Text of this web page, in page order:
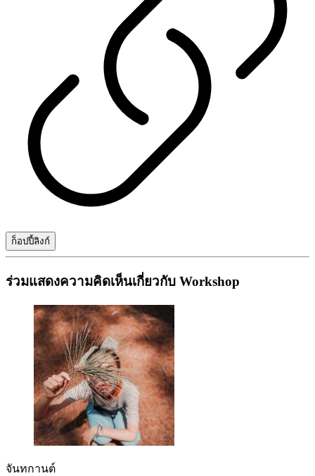
ก็อปปี้ลิงก์
ร่วมแสดงความคิดเห็นเกี่ยวกับ Workshop
จันทกานต์